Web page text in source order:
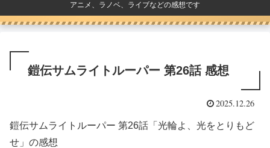
アニメ、ラノベ、ライブなどの感想です
鎧伝サムライトルーパー 第26話 感想
2025.12.26
鎧伝サムライトルーパー 第26話「光輪よ、光をとりもど
せ」の感想